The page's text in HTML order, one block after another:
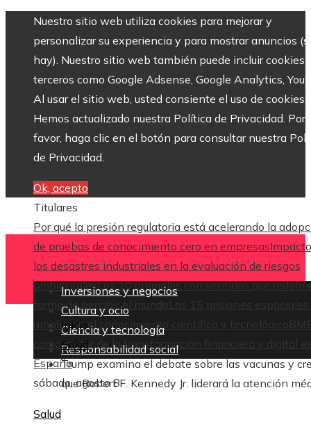
Nuestro sitio web utiliza cookies para mejorar y
personalizar su experiencia y para mostrar anuncios
hay). Nuestro sitio web también puede incluir cookies
terceros como Google Adsense, Google Analytics,
Al usar el sitio web, usted consiente el uso de cookies.
Hemos actualizado nuestra Política de Privacidad. Por
favor, haga clic en el botón para consultar nuestra
de Privacidad.
Ok, acepto
Titulares
Por qué la presión regulatoria está acelerando la
de pruebas de conocimiento cero en empresas
los desastres industriales en la evaluación de riesgos
ambientalesLos 10 animales con sentidos que
forma de percibir el mundo Las 15 misiones espaciales
ampliaron el conocimiento científico y tecnológico
como motor de la transformación financiera y digital
España
sábado, agosto 8
Inversiones y negocios
Cultura y ocio
Ciencia y tecnología
Responsabilidad social
Inicio
Salud
Trump examina el debate sobre las vacunas y
que Robert F. Kennedy Jr. liderará la atención
Salud